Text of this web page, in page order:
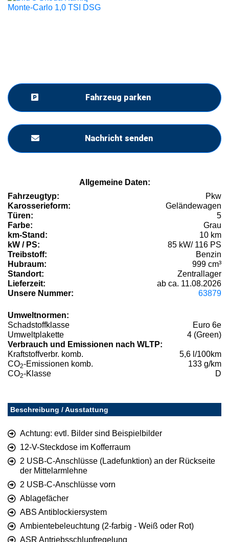
Fahrzeug parken
Nachricht senden
Allgemeine Daten:
Fahrzeugtyp:
Pkw
Karosserieform:
Geländewagen
Türen:
5
Farbe:
Grau
km-Stand:
10 km
kW / PS:
85 kW/ 116 PS
Treibstoff:
Benzin
Hubraum:
999 cm³
Standort:
Zentrallager
Lieferzeit:
ab ca. 11.08.2026
Unsere Nummer:
63879
Umweltnormen:
Schadstoffklasse
Euro 6e
Umweltplakette
4 (Green)
Verbrauch und Emissionen nach WLTP:
Kraftstoffverbr. komb.
5,6 l/100km
CO2-Emissionen komb.
133 g/km
CO2-Klasse D
Beschreibung / Ausstattung
Achtung: evtl. Bilder sind Beispielbilder
12-V-Steckdose im Kofferraum
2 USB-C-Anschlüsse (Ladefunktion) an der Rückseite
der Mittelarmlehne
2 USB-C-Anschlüsse vorn
Ablagefächer
ABS Antiblockiersystem
Ambientebeleuchtung (2-farbig - Weiß oder Rot)
ASR Antriebsschlupfregelung